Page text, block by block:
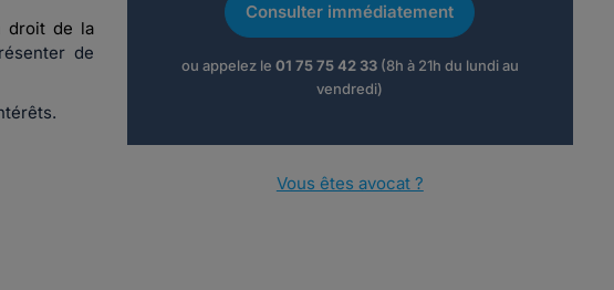
droit de la
de
Consulter immédiatement
ou appelez le 01 75 75 42 33(8h à 21h du lundi au
vendredi)
Vous êtes avocat ?